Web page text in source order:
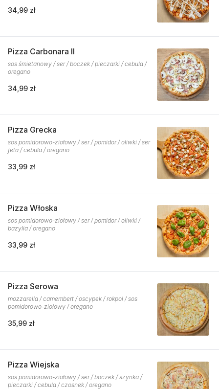
34,99 zł
Pizza Carbonara II
sos śmietanowy / ser / boczek / pieczarki / cebula /
oregano
34,99 zł
Pizza Grecka
sos pomidorowo-ziołowy / ser / pomidor / oliwki / ser
feta / cebula / oregano
33,99 zł
Pizza Włoska
sos pomidorowo-ziołowy / ser / pomidor / oliwki /
bazylia / oregano
33,99 zł
Pizza Serowa
mozzarella / camembert / oscypek / rokpol / sos
pomidorowo-ziołowy / oregano
35,99 zł
Pizza Wiejska
sos pomidorowo-ziołowy / ser / boczek / szynka /
pieczarki / cebula / czosnek / oregano